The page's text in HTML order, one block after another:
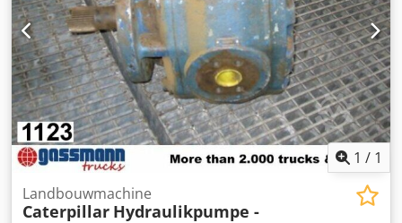
1 / 1
Landbouwmachine
Caterpillar Hydraulikpumpe -